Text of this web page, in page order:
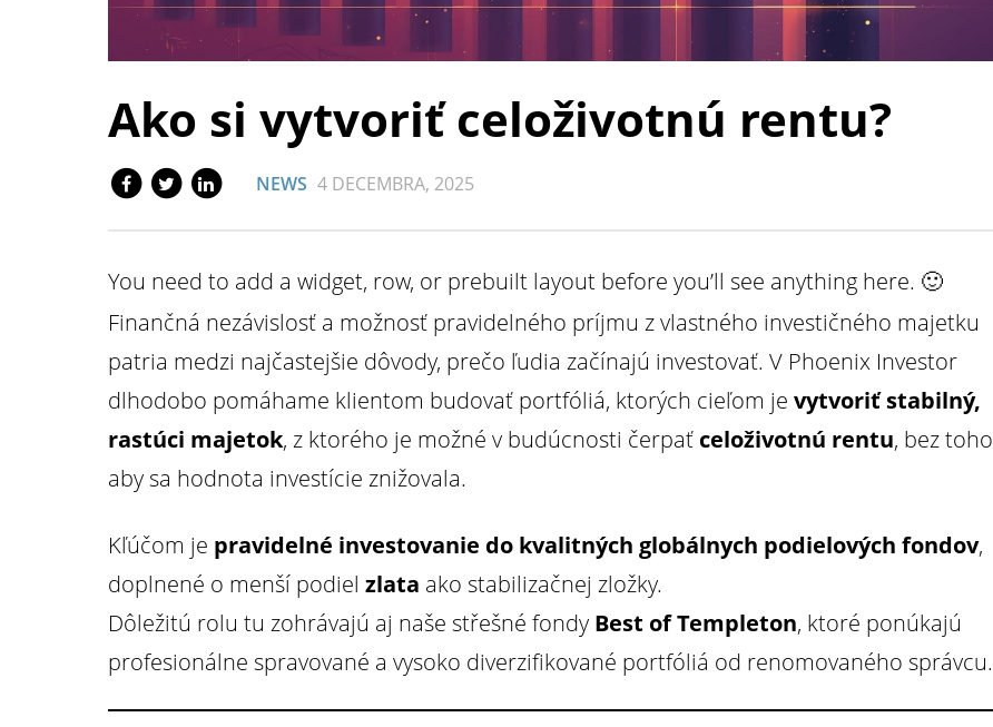
Ako si vytvoriť celoživotnú rentu?
NEWS 4 DECEMBRA, 2025
You need to add a widget, row, or prebuilt layout before you’ll see anything here. 🙂
Finančná nezávislosť a možnosť pravidelného príjmu z vlastného investičného majetku
patria medzi najčastejšie dôvody, prečo ľudia začínajú investovať. V Phoenix Investor
dlhodobo pomáhame klientom budovať portfóliá, ktorých cieľom je vytvoriť stabilný,
rastúci majetok, z ktorého je možné v budúcnosti čerpať celoživotnú rentu, bez toho
aby sa hodnota investície znižovala.
Kľúčom je pravidelné investovanie do kvalitných globálnych podielových fondov,
doplnené o menší podiel zlata ako stabilizačnej zložky.
Dôležitú rolu tu zohrávajú aj naše střešné fondy Best of Templeton, ktoré ponúkajú
profesionálne spravované a vysoko diverzifikované portfóliá od renomovaného správcu.